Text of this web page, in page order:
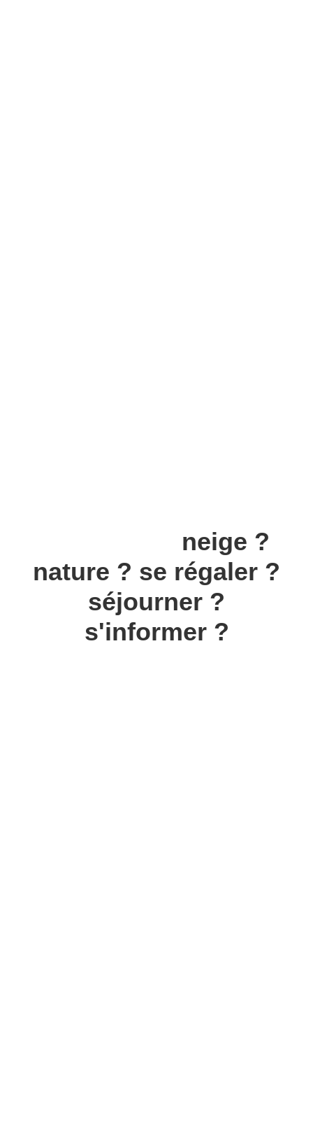
neige ?
nature ? se régaler ?
séjourner ?
s'informer ?